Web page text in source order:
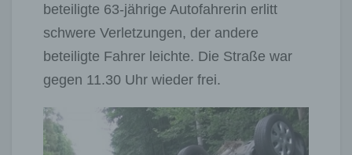
beteiligte 63-jährige Autofahrerin erlitt
schwere Verletzungen, der andere
beteiligte Fahrer leichte. Die Straße war
gegen 11.30 Uhr wieder frei.